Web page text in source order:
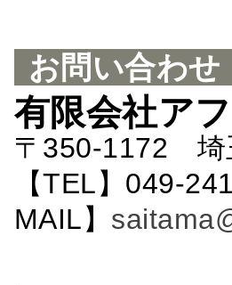
お問い合わせ
有限会社ア
〒350-1172 埼
【TEL】
MAIL】